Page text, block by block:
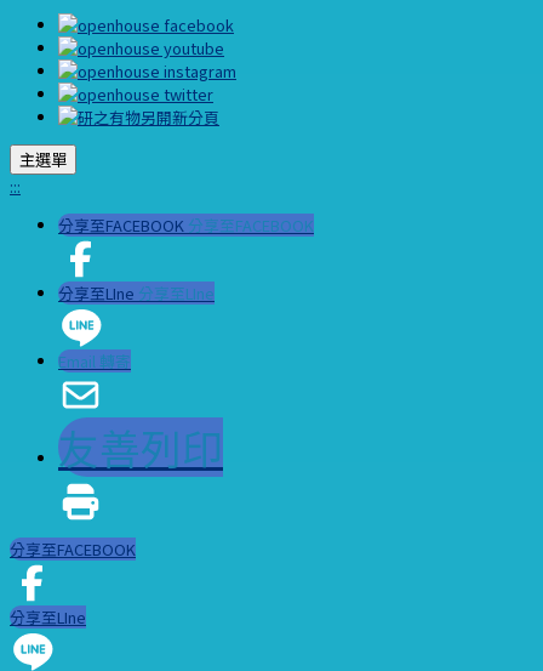
主選單
:::
分享至FACEBOOK 分享至FACEBOOK
分享至LIne 分享至LIne
Email 轉寄
友善列印
分享至FACEBOOK
分享至LIne